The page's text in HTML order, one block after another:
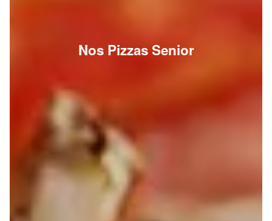
Nos Pizzas Senior